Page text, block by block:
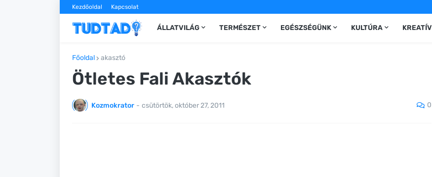
Kezdőoldal Kapcsolat
ÁLLATVILÁG TERMÉSZET EGÉSZSÉGÜNK KULTÚRA KREATÍV
Főoldal akasztó
Ötletes Fali Akasztók
Kozmokrator - csütörtök, október 27, 2011 0